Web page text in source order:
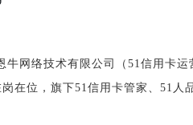
网络技术有限公司（51信用卡运
在位，旗下51信用卡管家、51人